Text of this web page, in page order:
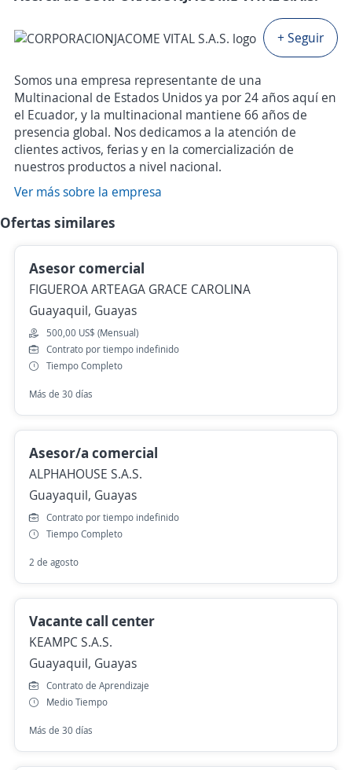
+ Seguir
Somos una empresa representante de una
Multinacional de Estados Unidos ya por 24 años aquí en
el Ecuador, y la multinacional mantiene 66 años de
presencia global. Nos dedicamos a la atención de
clientes activos, ferias y en la comercialización de
nuestros productos a nivel nacional.
Ver más sobre la empresa
Ofertas similares
Asesor comercial
FIGUEROA ARTEAGA GRACE CAROLINA
Guayaquil, Guayas
500,00 US$ (Mensual)
Contrato por tiempo indefinido
Tiempo Completo
Más de 30 días
Asesor/a comercial
ALPHAHOUSE S.A.S.
Guayaquil, Guayas
Contrato por tiempo indefinido
Tiempo Completo
2 de agosto
Vacante call center
KEAMPC S.A.S.
Guayaquil, Guayas
Contrato de Aprendizaje
Medio Tiempo
Más de 30 días